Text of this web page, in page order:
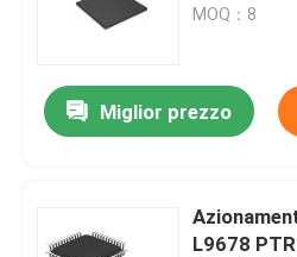
400
MOQ：8
Miglior prezzo
L9678